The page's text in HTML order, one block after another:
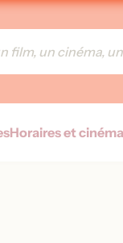
Horaires et